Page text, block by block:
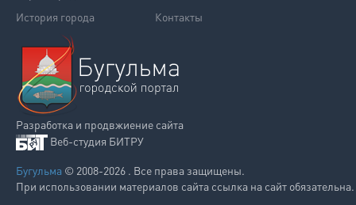
История города
Контакты
Разработка и продвжиение сайта
Веб-студия БИТРУ
Бугульма © 2008-2026 . Все права защищены.
При использовании материалов сайта ссылка на сайт обязательна.